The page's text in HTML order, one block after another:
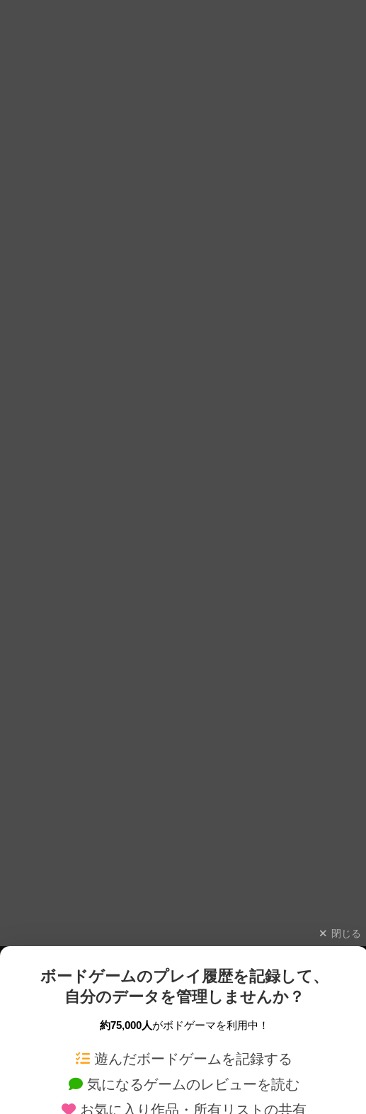
閉じる
ボードゲームのプレイ履歴を記録して、
自分のデータを管理しませんか？
約75,000人がボドゲーマを利用中！
遊んだボードゲームを記録する
気になるゲームのレビューを読む
お気に入り作品・所有リストの共有
ボードゲームを検索する 新作・再入荷情報